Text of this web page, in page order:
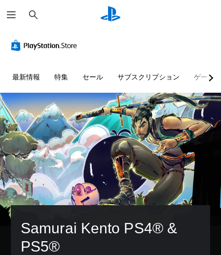
索
最新情報 特集 セール サブスクリプション ゲーム
Samurai Kento PS4® &
PS5®